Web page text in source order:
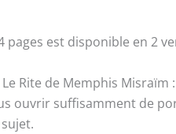
pages est disponible en 2
Rite de Memphis Misraïm
ouvrir suffisamment de